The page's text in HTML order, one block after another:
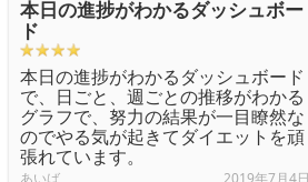
本日の進捗がわかるダッシュボー
ド
本日の進捗がわかるダッシュボード
で、日ごと、週ごとの推移がわかる
グラフで、努力の結果が一目瞭然な
のでやる気が起きてダイエットを頑
張れています。
あいば 2019年7月4日